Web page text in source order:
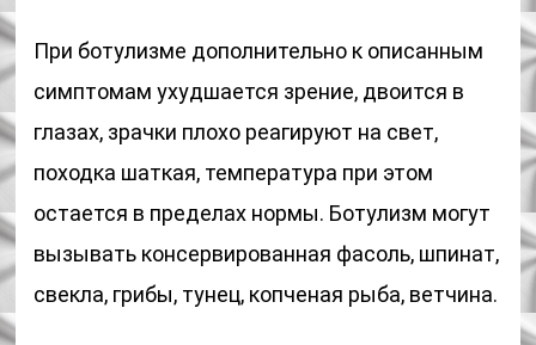
При ботулизме дополнительно к описанным
симптомам ухудшается зрение, двоится в
глазах, зрачки плохо реагируют на свет,
походка шаткая, температура при этом
остается в пределах нормы. Ботулизм могут
вызывать консервированная фасоль, шпинат,
свекла, грибы, тунец, копченая рыба, ветчина.